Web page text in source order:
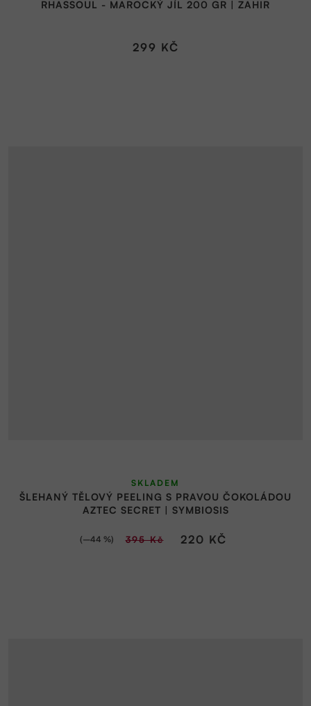
RHASSOUL - MAROCKÝ JÍL 200 GR | ZAHIR
299 KČ
ŠLEHANÝ TĚLOVÝ PEELING S PRAVOU ČOKOLÁDOU
AZTEC SECRET | SYMBIOSIS
SKLADEM
220 KČ
395 Kč
(–44 %)